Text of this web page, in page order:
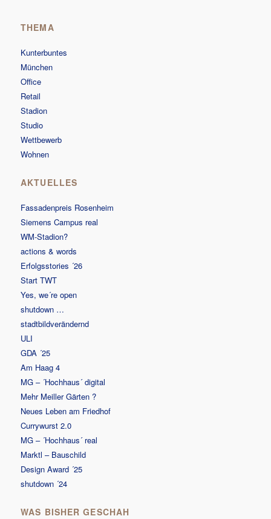
THEMA
Kunterbuntes
München
Office
Retail
Stadion
Studio
Wettbewerb
Wohnen
AKTUELLES
Fassadenpreis Rosenheim
Siemens Campus real
WM-Stadion?
actions & words
Erfolgsstories ´26
Start TWT
Yes, we´re open
shutdown …
stadtbildverändernd
ULI
GDA ´25
Am Haag 4
MG – ´Hochhaus´ digital
Mehr Meiller Gärten ?
Neues Leben am Friedhof
Currywurst 2.0
MG – ´Hochhaus´ real
Marktl – Bauschild
Design Award ´25
shutdown ´24
WAS BISHER GESCHAH